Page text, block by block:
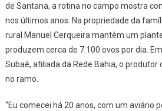
de Santana, a rotina no campo mostra
nos últimos anos. Na propriedade da
rural Manuel Cerqueira mantém um
produzem cerca de 7.100 ovos por dia.
Subaé, afiliada da Rede Bahia, o
no ramo.
“Eu comecei há 20 anos, com um aviário